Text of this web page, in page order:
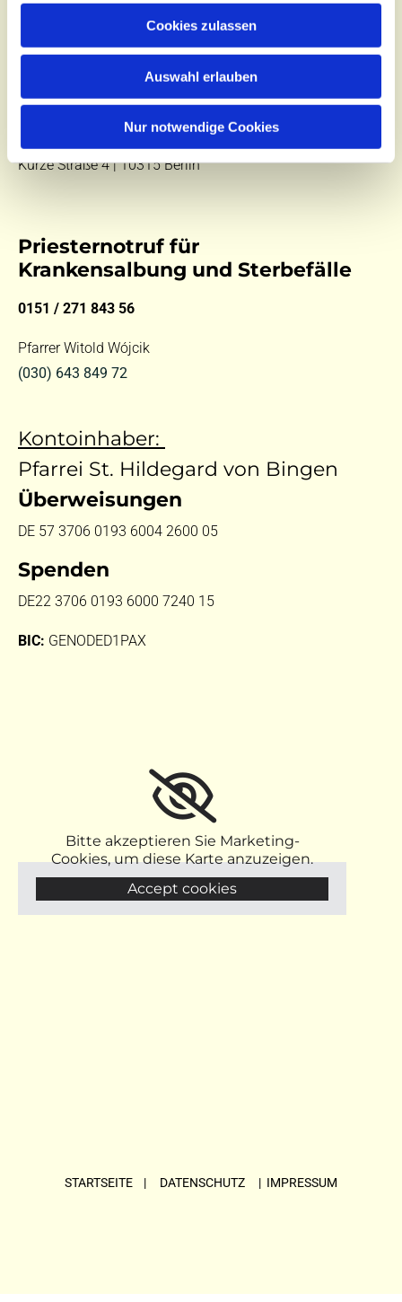
Cookies zulassen
Auswahl erlauben
Nur notwendige Cookies
Zentralbüro
(030) 643 849 70
kontakt@st-hildegard-von-bingen.de
Mi 9.30 - 12 Uhr |
Kurze Straße 4 | 10315 Berlin
Priesternotruf für
Krankensalbung und Sterbefälle
0151 / 271 843 56
Pfarrer Witold Wójcik
(030) 643 849 72
Kontoinhaber:
Pfarrei St. Hildegard von Bingen
Überweisungen
DE 57 3706 0193 6004 2600 05
Spenden
DE22 3706 0193 6000 7240 15
BIC: GENODED1PAX
Bitte akzeptieren Sie Marketing-
Cookies, um diese Karte anzuzeigen.
Accept cookies
STARTSEITE | DATENSCHUTZ | IMPRESSUM